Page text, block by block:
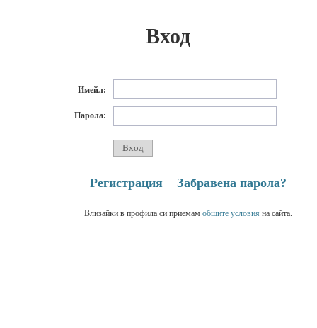
Вход
Имейл:
Парола:
Регистрация Забравена парола?
Влизайки в профила си приемам общите условия на сайта.